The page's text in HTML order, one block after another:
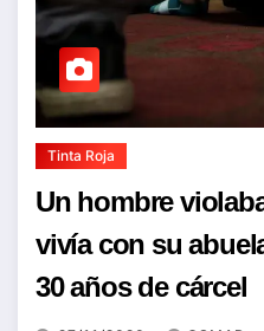
Tinta Roja
Un hombre
vivía con su
30 años de cárcel